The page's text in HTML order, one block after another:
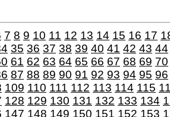
7 8 9 10 11 12 13 14 15 16 17
35 36 37 38 39 40 41 42 43 44
61 62 63 64 65 66 67 68 69 70
87 88 89 90 91 92 93 94 95 96
109 110 111 112 113 114 115
128 129 130 131 132 133 134
147 148 149 150 151 152 153